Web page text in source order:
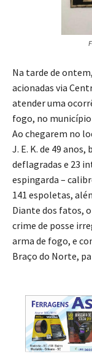
Na tarde de
acionadas via
atender uma
fogo, no município
Ao chegarem no
J. E. K. de 49
deflagradas e 23
espingarda –
141 espoletas,
Diante dos fatos,
crime de posse
arma de fogo, e
Braço do Norte,